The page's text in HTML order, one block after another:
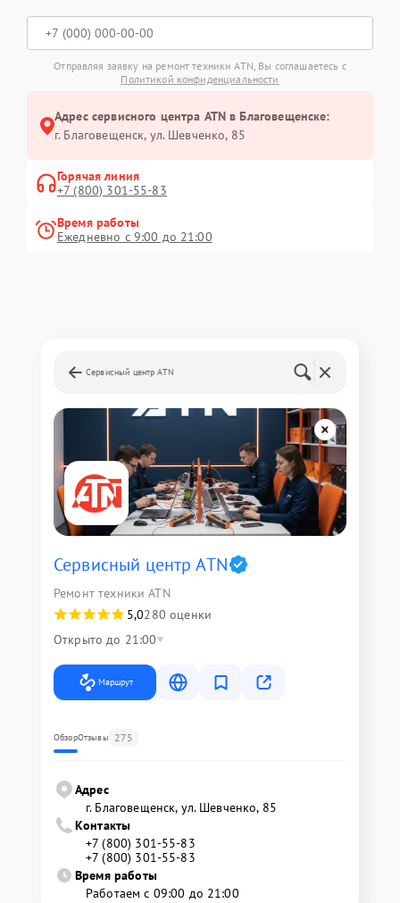
Отправляя заявку на ремонт техники ATN, Вы соглашаетесь с
Политикой конфиденциальности
Адрес сервисного центра ATN в Благовещенске:
г. Благовещенск, ул. Шевченко, 85
Горячая линия
+7 (800) 301-55-83
Время работы
Ежедневно с 9:00 до 21:00
Сервисный центр ATN
Сервисный центр ATN
Ремонт техники ATN
5,0280 оценки
Открыто до 21:00
Маршрут
ОбзорОтзывы 275
Адрес
г. Благовещенск, ул. Шевченко, 85
Контакты
+7 (800) 301-55-83
+7 (800) 301-55-83
Время работы
Работаем с 09:00 до 21:00